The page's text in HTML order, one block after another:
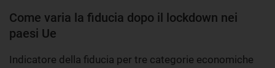
Come varia la fiducia dopo il lockdown nei
paesi Ue
Indicatore della fiducia per tre categorie economiche